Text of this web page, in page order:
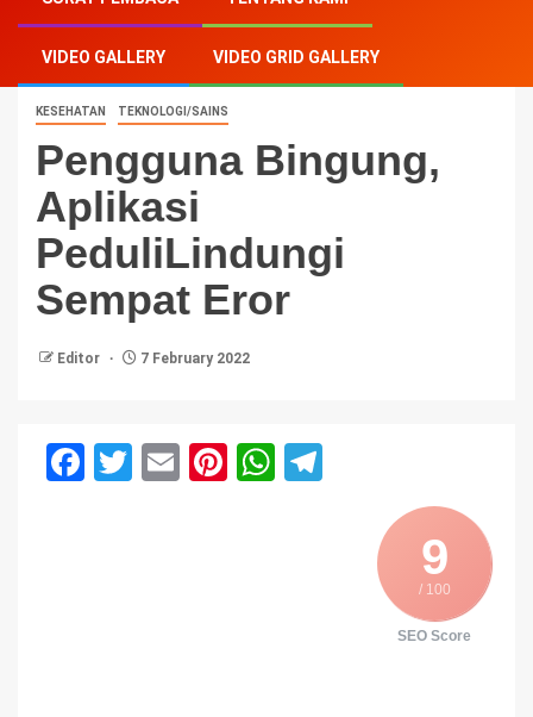
VIDEO GALLERY VIDEO GRID GALLERY
KESEHATAN TEKNOLOGI/SAINS
Pengguna Bingung,
Aplikasi
PeduliLindungi
Sempat Eror
Editor 7 February 2022
Facebook
Twitter
EmailPinterest
WhatsApp
9
/ 100
SEO Score